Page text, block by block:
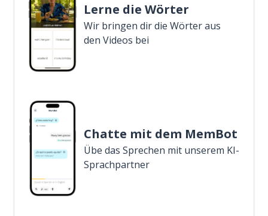
Lerne die Wörter
Wir bringen dir die Wörter aus
den Videos bei
Chatte mit dem MemBot
Übe das Sprechen mit unserem KI-
Sprachpartner